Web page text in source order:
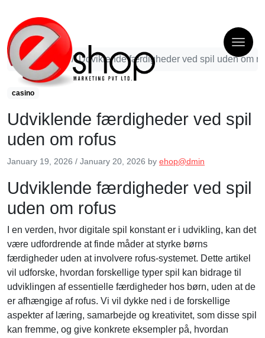
casino Udviklende færdigheder ved spil uden om
casino
Udviklende færdigheder ved spil
uden om rofus
January 19, 2026 / January 20, 2026 by ehop@dmin
Udviklende færdigheder ved spil
uden om rofus
I en verden, hvor digitale spil konstant er i udvikling, kan det
være udfordrende at finde måder at styrke børns
færdigheder uden at involvere rofus-systemet. Dette artikel
vil udforske, hvordan forskellige typer spil kan bidrage til
udviklingen af essentielle færdigheder hos børn, uden at de
er afhængige af rofus. Vi vil dykke ned i de forskellige
aspekter af læring, samarbejde og kreativitet, som disse spil
kan fremme, og give konkrete eksempler på, hvordan